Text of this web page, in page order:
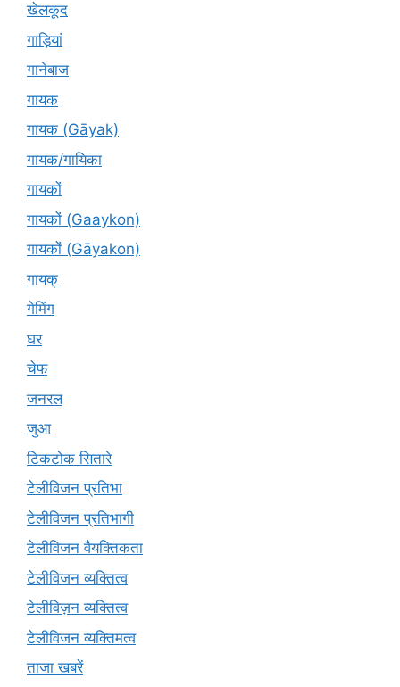
खेलकूद
गाड़ियां
गानेबाज
गायक
गायक (Gāyak)
गायक/गायिका
गायकों
गायकों (Gaaykon)
गायकों (Gāyakon)
गायक्
गेमिंग
घर
चेफ
जनरल
जुआ
टिकटोक सितारे
टेलीविजन प्रतिभा
टेलीविजन प्रतिभागी
टेलीविजन वैयक्तिकता
टेलीविजन व्यक्तित्व
टेलीविज़न व्यक्तित्व
टेलीविजन व्यक्तिमत्व
ताजा खबरें